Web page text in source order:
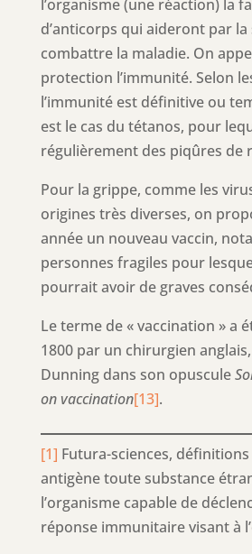
l’organisme (une réaction) la
d’anticorps qui aideront par la
combattre la maladie. On
protection l’immunité. Selon
l’immunité est définitive ou
est le cas du tétanos, pour
régulièrement des piqûres de
Pour la grippe, comme les
origines très diverses, on
année un nouveau vaccin,
personnes fragiles pour
pourrait avoir de graves
Le terme de « vaccination » a
1800 par un chirurgien
Dunning dans son opuscule
on vaccination[13].
[1] Futura-sciences,
antigène toute substance
l’organisme capable de
réponse immunitaire visant à